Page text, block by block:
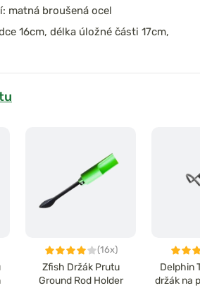
matná broušená ocel
16cm, délka úložné části 17cm,
(16x)
Zfish Držák Prutu
Ground Rod Holder
Delphin
držák na